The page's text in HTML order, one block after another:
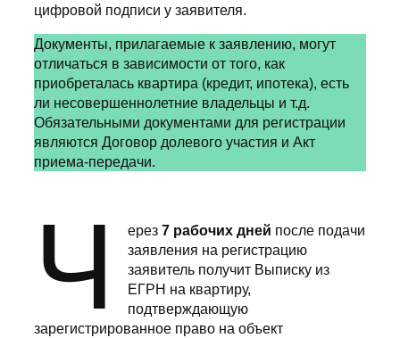
цифровой подписи у заявителя.
Документы, прилагаемые к заявлению, могут
отличаться в зависимости от того, как
приобреталась квартира (кредит, ипотека), есть
ли несовершеннолетние владельцы и т.д.
Обязательными документами для регистрации
являются Договор долевого участия и Акт
приема-передачи.
Ч ерез 7 рабочих дней после подачи
заявления на регистрацию
заявитель получит Выписку из
ЕГРН на квартиру,
подтверждающую
зарегистрированное право на объект